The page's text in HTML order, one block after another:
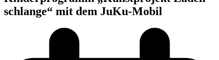
schlan­ge“ mit dem JuKu-Mobil